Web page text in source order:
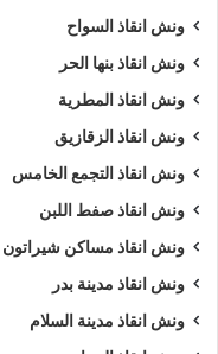
ونش انقاذ السواح
ونش انقاذ بنها الحر
ونش انقاذ المطرية
ونش انقاذ الزقازيق
ونش انقاذ التجمع الخامس
ونش انقاذ صفط اللبن
ونش انقاذ مساكن شيراتون
ونش انقاذ مدينة بدر
ونش انقاذ مدينة السلام